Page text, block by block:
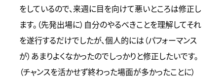
をしているので、来週に目を向けて悪いところは修正し
ます。（先発出場に）自分のやるべきことを理解してそれ
を遂行するだけでしたが、個人的には（パフォーマンス
が）あまりよくなかったのでしっかりと修正したいです。
（チャンスを活かせず終わった場面が多かったことに）